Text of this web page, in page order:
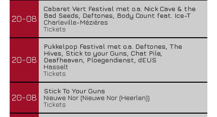
20-08
Cabaret Vert Festival met o.a. Nick Cave & the
Bad Seeds, Deftones, Body Count feat. Ice-T
Charleville-Mézières
Tickets
20-08
Pukkelpop Festival met o.a. Deftones, The
Hives, Stick to your Guns, Chat Pile,
Deafheaven, Ploegendienst, dEUS
Hasselt
Tickets
20-08
Stick To Your Guns
Nieuwe Nor (Nieuwe Nor (Heerlen))
Tickets